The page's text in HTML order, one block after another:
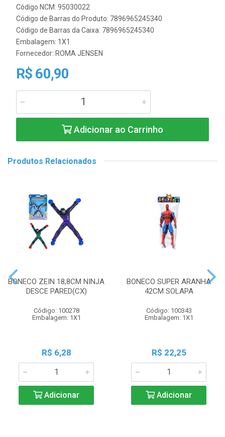
Código NCM: 95030022
Código de Barras do Produto: 7896965245340
Código de Barras da Caixa: 7896965245340
Embalagem: 1X1
Fornecedor: ROMA JENSEN
R$ 60,90
Adicionar ao Carrinho
Produtos Relacionados
BONECO ZEIN 18,8CM NINJA
DESCE PARED(CX)
Código: 100278
Embalagem: 1X1
R$ 6,28
Adicionar
BONECO SUPER ARANHA
42CM SOLAPA
Código: 100343
Embalagem: 1X1
R$ 22,25
Adicionar